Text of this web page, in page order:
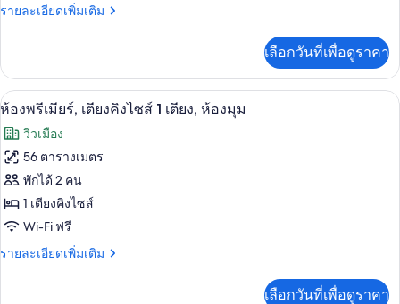
เตียง
ไซส์
เตียง
รายละเอียดเพิ่มเติม
ราย
เกี่ยว
กับ
ห้อง
เตียง
คิง
ไซส์
เตียง
เลือกวันที่เพื่อดูราคา
เปิด
ภาพถ่าย
ทั้งหมด
ของ
ห้อง
พรีเมียร์,
เตียง
ห้องพรีเมียร์, เตียงคิงไซส์ 1 เตียง, ห้
5
ห้องพรีเมียร์, เตียงคิงไซส์ 1 เตียง, ห้องมุม
วิวเมือง
56 ตารางเมตร
พักได้ 2 คน
1 เตียงคิงไซส์
Wi-Fi ฟรี
รายละเอียดเพิ่มเติม
ราย
เลือกวันที่เพื่อดูราคา